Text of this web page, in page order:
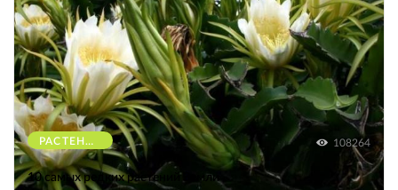
РАСТЕНИЯ 108264
10 самых редких растений Земли